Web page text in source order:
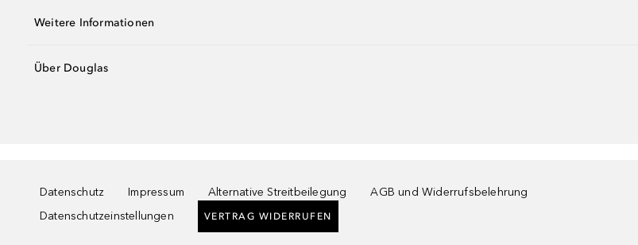
Weitere Informationen
Über Douglas
Datenschutz Impressum Alternative Streitbeilegung
AGB und Widerrufsbelehrung
Datenschutzeinstellungen
VERTRAG WIDERRUFEN